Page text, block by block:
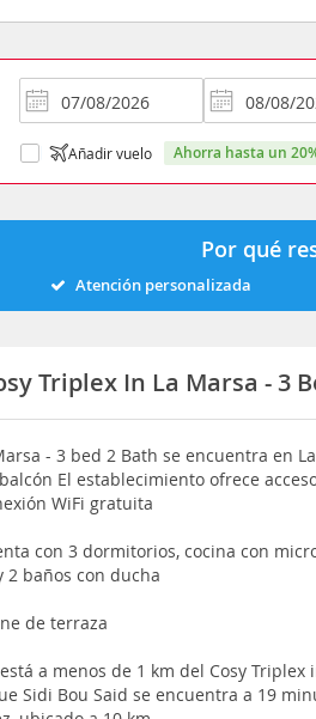
Añadir vuelo ahorra hasta un
Por qué
Atención personalizada
Triplex In La Marsa - 3
- 3 bed 2 Bath se encuentra en
El establecimiento ofrece
WiFi gratuita
con 3 dormitorios, cocina con
2 baños con ducha
de terraza
a menos de 1 km del Cosy Triplex
Sidi Bou Said se encuentra a 19